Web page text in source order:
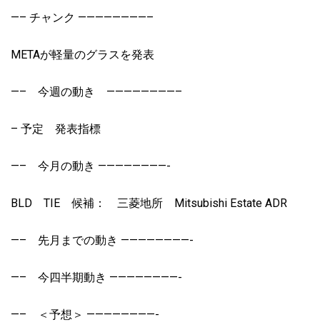
—– チャンク ————————–
METAが軽量のグラスを発表
—– 今週の動き ————————–
– 予定 発表指標
—– 今月の動き ————————-
BLD TIE 候補： 三菱地所 Mitsubishi Estate ADR
—– 先月までの動き ————————-
—– 今四半期動き ————————-
—– ＜予想＞ ————————-